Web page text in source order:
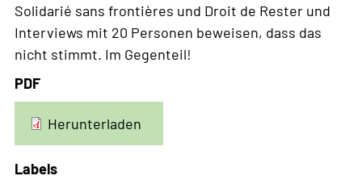
Solidarié sans frontières und Droit de Rester und
Interviews mit 20 Personen beweisen, dass das
nicht stimmt. Im Gegenteil!
PDF
Herunterladen
Labels